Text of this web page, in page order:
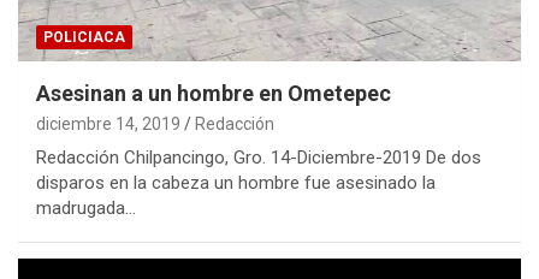
POLICIACA
Asesinan a un hombre en Ometepec
diciembre 14, 2019 Redacción
Redacción Chilpancingo, Gro. 14-Diciembre-2019 De dos
disparos en la cabeza un hombre fue asesinado la
madrugada…